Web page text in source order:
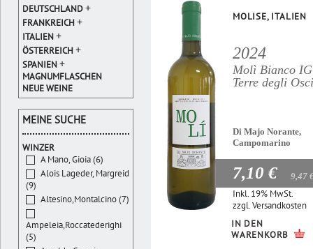
MOLISE, ITALIEN
2024
Molì Bianco
Terre degli Osci
Di Majo Norante,
Campomarino
7,10 € 9,47
Inkl. 19% MwSt.
zzgl.Versandkosten
IN DEN
WARENKORB
DEUTSCHLAND+
FRANKREICH+
ITALIEN+
ÖSTERREICH+
SPANIEN+
MAGNUMFLASCHEN
NEUE WEINE
MEINE SUCHE
WINZER
A Mano, Gioia (6)
Alois Lageder, Margreid
(9)
Altesino,Montalcino (7)
Ampeleia,Roccatederighi
(5)